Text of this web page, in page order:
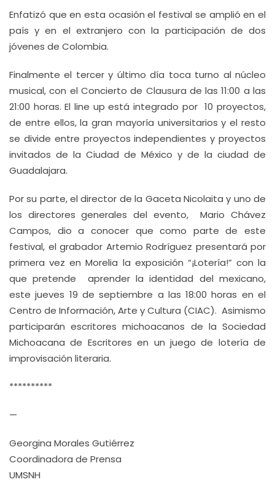
Enfatizó que en esta ocasión el festival se amplió en el
país y en el extranjero con la participación de dos
jóvenes de Colombia.
Finalmente el tercer y último día toca turno al núcleo
musical, con el Concierto de Clausura de las 11:00 a las
21:00 horas. El line up está integrado por 10 proyectos,
de entre ellos, la gran mayoría universitarios y el resto
se divide entre proyectos independientes y proyectos
invitados de la Ciudad de México y de la ciudad de
Guadalajara.
Por su parte, el director de la Gaceta Nicolaita y uno de
los directores generales del evento, Mario Chávez
Campos, dio a conocer que como parte de este
festival, el grabador Artemio Rodríguez presentará por
primera vez en Morelia la exposición “¡Lotería!” con la
que pretende aprender la identidad del mexicano,
este jueves 19 de septiembre a las 18:00 horas en el
Centro de Información, Arte y Cultura (CIAC). Asimismo
participarán escritores michoacanos de la Sociedad
Michoacana de Escritores en un juego de lotería de
improvisación literaria.
**********
—
Georgina Morales Gutiérrez
Coordinadora de Prensa
UMSNH